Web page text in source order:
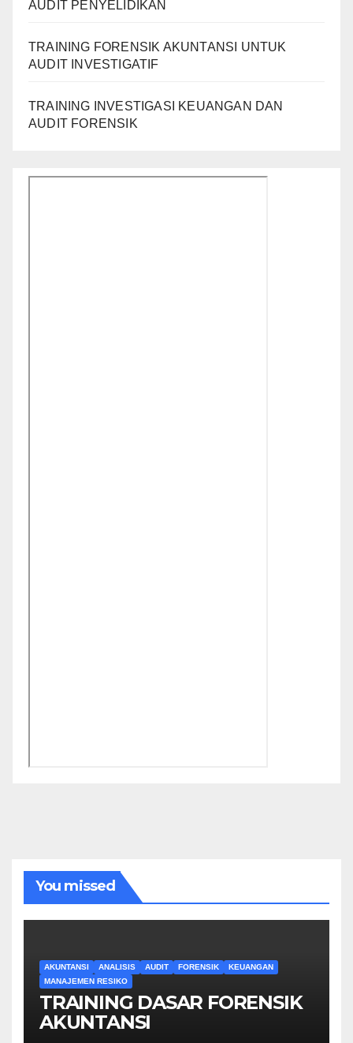
AUDIT PENYELIDIKAN
TRAINING FORENSIK AKUNTANSI UNTUK
AUDIT INVESTIGATIF
TRAINING INVESTIGASI KEUANGAN DAN
AUDIT FORENSIK
You missed
AKUNTANSI ANALISIS AUDIT FORENSIK
KEUANGAN
MANAJEMEN RESIKO
TRAINING DASAR FORENSIK
AKUNTANSI